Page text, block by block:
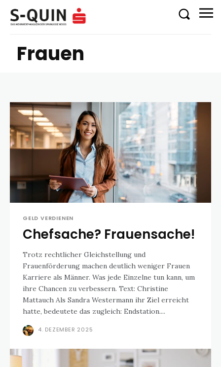
Frauen
GELD VERDIENEN
Chefsache? Frauensache!
Trotz rechtlicher Gleichstellung und
Frauenförderung machen deutlich weniger Frauen
Karriere als Männer. Was jede Einzelne tun kann, um
ihre Chancen zu verbessern. Text: Christine
Mattauch Als Sandra Westermann ihr Ziel erreicht
hatte, bedeutete das zugleich: Endstation....
4. DEZEMBER 2025